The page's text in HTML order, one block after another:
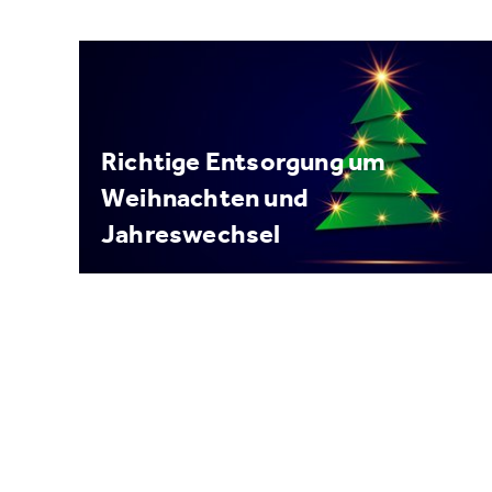
Richtige Entsorgung um
Weihnachten und
Jahreswechsel